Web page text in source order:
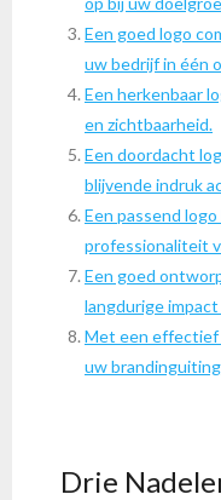
Een goed logo
uw bedrijf in één
Een herkenbaar
en zichtbaarheid.
Een doordacht
blijvende indruk
Een passend
professionaliteit
Een goed
langdurige
Met een effectief
uw
Drie